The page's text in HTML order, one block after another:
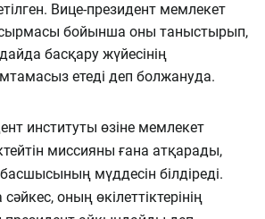
Вице-президент мемлекет
бойынша оны таныстырып,
басқару жүйесінің
етеді деп болжануда.
институты өзіне мемлекет
миссияны ғана атқарады,
мүддесін білдіреді.
оның өкілеттіктерінің